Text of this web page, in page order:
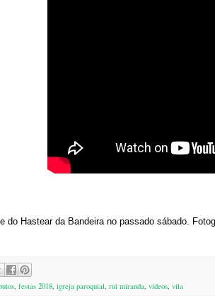
do Hastear da Bandeira no passado sábado.
, festas 2018, igreja paroquial, rui miranda, videos, vila